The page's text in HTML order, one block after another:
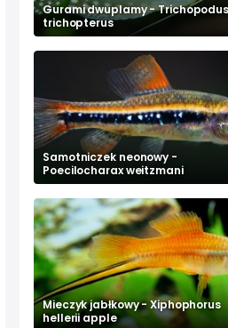
Gurami dwuplamy - Trichopodus
trichopterus
Samotniczek neonowy -
Poecilocharax weitzmani
Mieczyk jabłkowy - Xiphophorus
hellerii apple